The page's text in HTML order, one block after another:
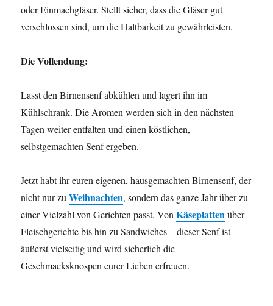
oder Einmachgläser. Stellt sicher, dass die Gläser gut
verschlossen sind, um die Haltbarkeit zu gewährleisten.
Die Vollendung:
Lasst den Birnensenf abkühlen und lagert ihn im
Kühlschrank. Die Aromen werden sich in den nächsten
Tagen weiter entfalten und einen köstlichen,
selbstgemachten Senf ergeben.
Jetzt habt ihr euren eigenen, hausgemachten Birnensenf, der
nicht nur zuWeihnachten, sondern das ganze Jahr über zu
einer Vielzahl von Gerichten passt. VonKäseplattenüber
Fleischgerichte bis hin zu Sandwiches – dieser Senf ist
äußerst vielseitig und wird sicherlich die
Geschmacksknospen eurer Lieben erfreuen.